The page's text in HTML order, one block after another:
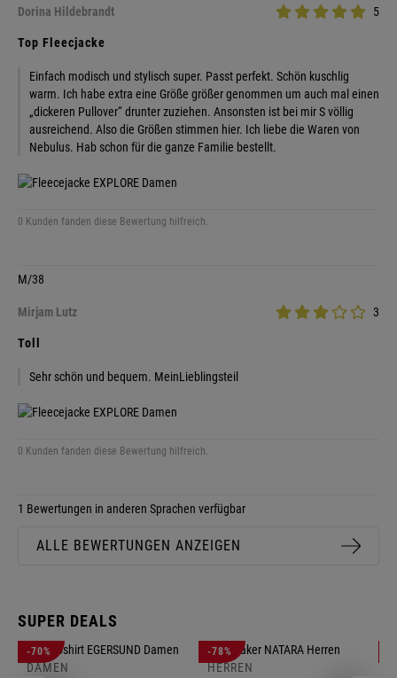
Dorina Hildebrandt 5
Top Fleecjacke
Einfach modisch und stylisch super. Passt perfekt. Schön kuschlig
warm. Ich habe extra eine Größe größer genommen um auch mal einen
„dickeren Pullover“ drunter zuziehen. Ansonsten ist bei mir S völlig
ausreichend. Also die Größen stimmen hier. Ich liebe die Waren von
Nebulus. Hab schon für die ganze Familie bestellt.
0 Kunden fanden diese Bewertung hilfreich.
M/38
Mirjam Lutz 3
Toll
Sehr schön und bequem. MeinLieblingsteil
0 Kunden fanden diese Bewertung hilfreich.
1 Bewertungen in anderen Sprachen verfügbar
ALLE BEWERTUNGEN ANZEIGEN
SUPER DEALS
-70%
DAMEN
-78%
HERREN